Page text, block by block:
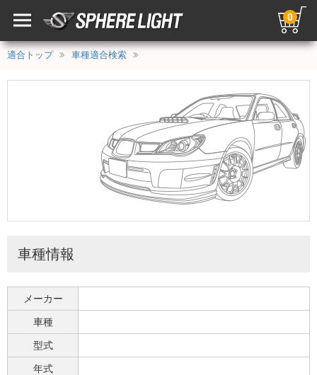
0
適合トップ 車種適合検索
車種情報
メーカー
車種
型式
年式